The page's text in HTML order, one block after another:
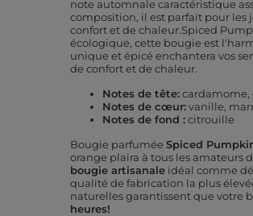
note automnale caractéristique
composition, il est parfait pour les
confort et de chaleur.Spiced
écologique, cette bougie est
unique et épicé enchantera vos
de confort et de chaleur.
Notes de tête:cardamome,
Notes de cœur:vanille,
Notes de fond :citrouille
Bougie parfumée Spiced
orange plaira à tous les amateurs
bougie artisanale idéal comme
qualité de fabrication la plus
naturelles garantissent que votre
heures!